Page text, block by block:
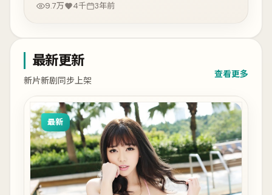
9.7万 4千 3年前
最新更新
新片新剧同步上架
查看更多
最新